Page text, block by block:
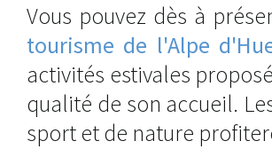
Vous pouvez dès à
tourisme de l'Alpe
activités estivales
qualité de son accueil.
sport et de nature